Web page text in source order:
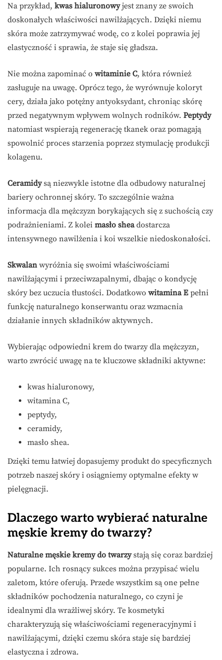
Na przykład, kwas hialuronowyjest znany ze swoich
doskonałych właściwości nawilżających. Dzięki niemu
skóra może zatrzymywać wodę, co z kolei poprawia jej
elastyczność i sprawia, że staje się gładsza.
Nie można zapominać o witaminie C, która również
zasługuje na uwagę. Oprócz tego, że wyrównuje koloryt
cery, działa jako potężny antyoksydant, chroniąc skórę
przed negatywnym wpływem wolnych rodników. Peptydy
natomiast wspierają regenerację tkanek oraz pomagają
spowolnić proces starzenia poprzez stymulację produkcji
kolagenu.
Ceramidysą niezwykle istotne dla odbudowy naturalnej
bariery ochronnej skóry. To szczególnie ważna
informacja dla mężczyzn borykających się z suchością czy
podrażnieniami. Z kolei masło sheadostarcza
intensywnego nawilżenia i koi wszelkie niedoskonałości.
Skwalan wyróżnia się swoimi właściwościami
nawilżającymi i przeciwzapalnymi, dbając o kondycję
skóry bez uczucia tłustości. Dodatkowo witamina E pełni
funkcję naturalnego konserwantu oraz wzmacnia
działanie innych składników aktywnych.
Wybierając odpowiedni krem do twarzy dla mężczyzn,
warto zwrócić uwagę na te kluczowe składniki aktywne:
kwas hialuronowy,
witamina C,
peptydy,
ceramidy,
masło shea.
Dzięki temu łatwiej dopasujemy produkt do specyficznych
potrzeb naszej skóry i osiągniemy optymalne efekty w
pielęgnacji.
Dlaczego warto wybierać naturalne
męskie kremy do twarzy?
Naturalne męskie kremy do twarzystają się coraz bardziej
popularne. Ich rosnący sukces można przypisać wielu
zaletom, które oferują. Przede wszystkim są one pełne
składników pochodzenia naturalnego, co czyni je
idealnymi dla wrażliwej skóry. Te kosmetyki
charakteryzują się właściwościami regeneracyjnymi i
nawilżającymi, dzięki czemu skóra staje się bardziej
elastyczna i zdrowa.